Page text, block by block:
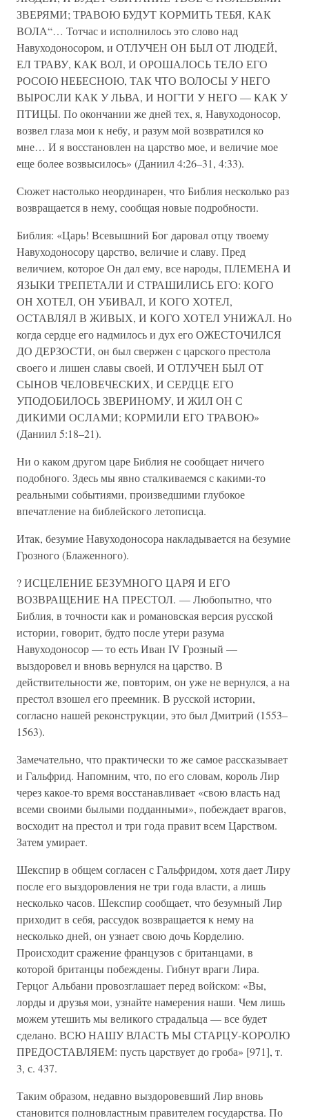
ЗВЕРЯМИ; ТРАВОЮ БУДУТ КОРМИТЬ ТЕБЯ, КАК
ВОЛА“… Тотчас и исполнилось это слово над
Навуходоносором, и ОТЛУЧЕН ОН БЫЛ ОТ ЛЮДЕЙ,
ЕЛ ТРАВУ, КАК ВОЛ, И ОРОШАЛОСЬ ТЕЛО ЕГО
РОСОЮ НЕБЕСНОЮ, ТАК ЧТО ВОЛОСЫ У НЕГО
ВЫРОСЛИ КАК У ЛЬВА, И НОГТИ У НЕГО — КАК У
ПТИЦЫ. По окончании же дней тех, я, Навуходоносор,
возвел глаза мои к небу, и разум мой возвратился ко
мне… И я восстановлен на царство мое, и величие мое
еще более возвысилось» (Даниил 4:26–31, 4:33).
Сюжет настолько неординарен, что Библия несколько раз
возвращается в нему, сообщая новые подробности.
Библия: «Царь! Всевышний Бог даровал отцу твоему
Навуходоносору царство, величие и славу. Пред
величием, которое Он дал ему, все народы, ПЛЕМЕНА И
ЯЗЫКИ ТРЕПЕТАЛИ И СТРАШИЛИСЬ ЕГО: КОГО
ОН ХОТЕЛ, ОН УБИВАЛ, И КОГО ХОТЕЛ,
ОСТАВЛЯЛ В ЖИВЫХ, И КОГО ХОТЕЛ УНИЖАЛ. Но
когда сердце его надмилось и дух его ОЖЕСТОЧИЛСЯ
ДО ДЕРЗОСТИ, он был свержен с царского престола
своего и лишен славы своей, И ОТЛУЧЕН БЫЛ ОТ
СЫНОВ ЧЕЛОВЕЧЕСКИХ, И СЕРДЦЕ ЕГО
УПОДОБИЛОСЬ ЗВЕРИНОМУ, И ЖИЛ ОН С
ДИКИМИ ОСЛАМИ; КОРМИЛИ ЕГО ТРАВОЮ»
(Даниил 5:18–21).
Ни о каком другом царе Библия не сообщает ничего
подобного. Здесь мы явно сталкиваемся с какими-то
реальными событиями, произведшими глубокое
впечатление на библейского летописца.
Итак, безумие Навуходоносора накладывается на безумие
Грозного (Блаженного).
? ИСЦЕЛЕНИЕ БЕЗУМНОГО ЦАРЯ И ЕГО
ВОЗВРАЩЕНИЕ НА ПРЕСТОЛ. — Любопытно, что
Библия, в точности как и романовская версия русской
истории, говорит, будто после утери разума
Навуходоносор — то есть Иван IV Грозный —
выздоровел и вновь вернулся на царство. В
действительности же, повторим, он уже не вернулся, а на
престол взошел его преемник. В русской истории,
согласно нашей реконструкции, это был Дмитрий (1553–
1563).
Замечательно, что практически то же самое рассказывает
и Гальфрид. Напомним, что, по его словам, король Лир
через какое-то время восстанавливает «свою власть над
всеми своими былыми подданными», побеждает врагов,
восходит на престол и три года правит всем Царством.
Затем умирает.
Шекспир в общем согласен с Гальфридом, хотя дает Лиру
после его выздоровления не три года власти, а лишь
несколько часов. Шекспир сообщает, что безумный Лир
приходит в себя, рассудок возвращается к нему на
несколько дней, он узнает свою дочь Корделию.
Происходит сражение французов с британцами, в
которой британцы побеждены. Гибнут враги Лира.
Герцог Альбани провозглашает перед войском: «Вы,
лорды и друзья мои, узнайте намерения наши. Чем лишь
можем утешить мы великого страдальца — все будет
сделано. ВСЮ НАШУ ВЛАСТЬ МЫ СТАРЦУ-КОРОЛЮ
ПРЕДОСТАВЛЯЕМ: пусть царствует до гроба» [971], т.
3, с. 437.
Таким образом, недавно выздоровевший Лир вновь
становится полновластным правителем государства. По